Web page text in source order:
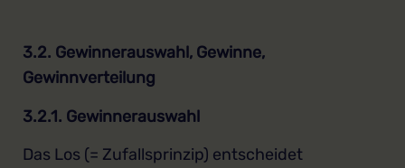
3.2. Gewinnerauswahl, Gewinne,
Gewinnverteilung
3.2.1. Gewinnerauswahl
Das Los (= Zufallsprinzip) entscheidet